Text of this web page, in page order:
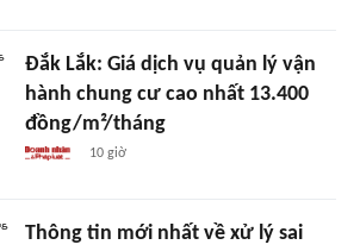
Đắk Lắk: Giá dịch vụ quản lý vận
hành chung cư cao nhất 13.400
đồng/m²/tháng
10 giờ
Thông tin mới nhất về xử lý sai